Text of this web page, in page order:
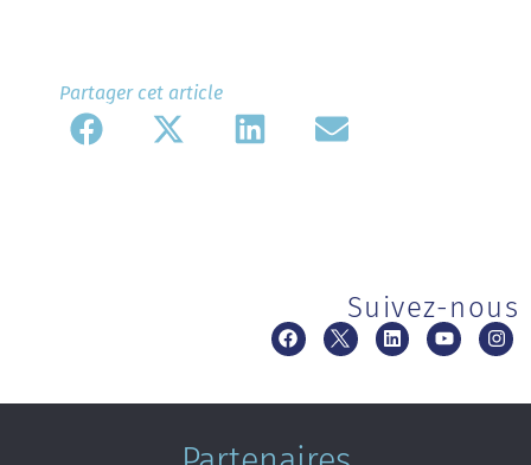
Partager cet article​
Suivez-nous